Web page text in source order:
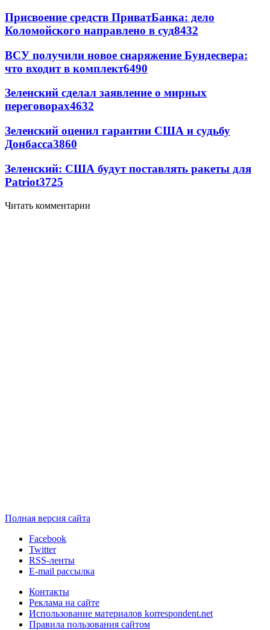
Присвоение средств ПриватБанка: дело
Коломойского направлено в суд8432
ВСУ получили новое снаряжение Бундесвера:
что входит в комплект6490
Зеленский сделал заявление о мирных
переговорах4632
Зеленский оценил гарантии США и судьбу
Донбасса3860
Зеленский: США будут поставлять ракеты для
Patriot3725
Читать комментарии
Полная версия сайта
Facebook
Twitter
RSS-ленты
E-mail рассылка
Контакты
Реклама на сайте
Использование материалов korrespondent.net
Правила пользования сайтом